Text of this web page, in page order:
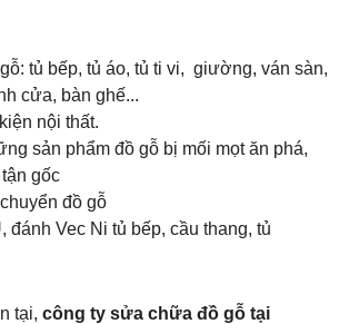
tủ bếp, tủ áo, tủ ti vi, giường, ván sàn,
cửa, bàn ghế...
nội thất.
sản phẩm đồ gỗ bị mối mọt ăn phá,
gốc
đồ gỗ
đánh Vec Ni tủ bếp, cầu thang, tủ
tại, công ty sửa chữa đồ gỗ tại